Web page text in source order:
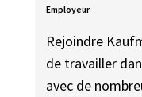
Employeur
Rejoindre
de travailler
avec de